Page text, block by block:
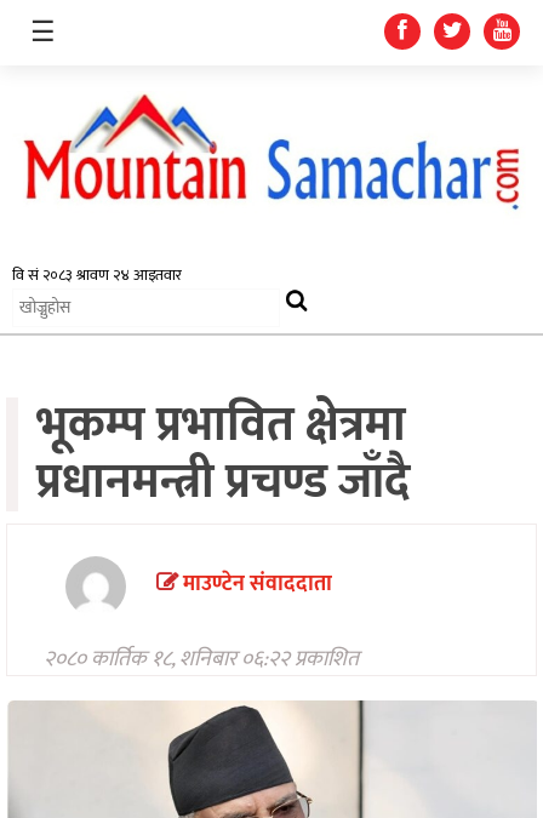
समाचार
प्रदेश
अर्थतन्त्र
स्वास्थ्य
मनोरन्जन
अन्तरवार्ता/
विचार
खेलकुद
☰
भूकम्प प्रभावित क्षेत्रमा
प्रधानमन्त्री प्रचण्ड जाँदै
माउण्टेन संवाददाता
२०८० कार्तिक १८, शनिबार ०६:२२ प्रकाशित